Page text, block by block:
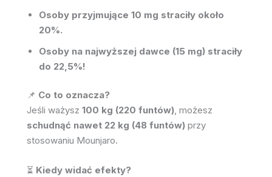
Osoby przyjmujące 10 mg straciły około
20%.
Osoby na najwyższej dawce (15 mg) straciły
do 22,5%!
📌 Co to oznacza?
Jeśli ważysz 100 kg (220 funtów), możesz
schudnąć nawet 22 kg (48 funtów) przy
stosowaniu Mounjaro.
⏳ Kiedy widać efekty?